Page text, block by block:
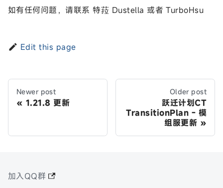
如有任何问题，请联系 特菈 Dustella 或者 TurboHsu
Edit this page
Newer post
1.21.8 更新
Older post
跃迁计划CT
TransitionPlan - 模
组服更新
加入QQ群